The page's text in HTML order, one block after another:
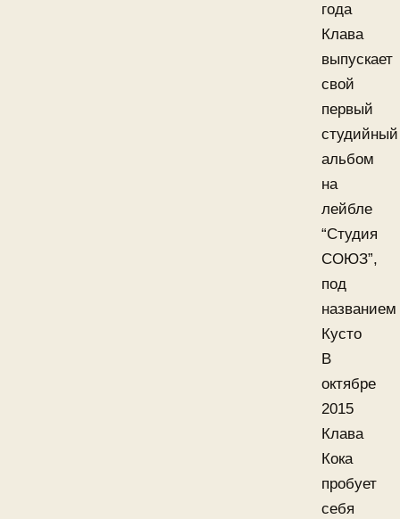
года
Клава
выпускает
свой
первый
студийный
альбом
на
лейбле
“Студия
СОЮЗ”,
под
названием
Кусто
В
октябре
2015
Клава
Кока
пробует
себя